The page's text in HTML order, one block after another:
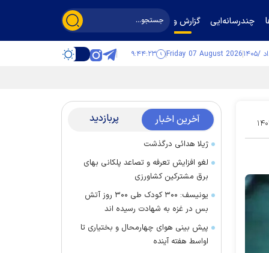
چندرسانه‌ایی گزارش و گفت‌وگو
Friday 07 August 2026 ۹:۴۴:۲۴
۱۶ آخرین اخبار پربازدید
ژیلا هدائی درگذشت
لغو افزایش تعرفه و تصاعد پلکانی بهای
برق مشترکین کشاورزی
یونیسف: ۳۰۰ کودک طی ۳۰۰ روز آتش
بس در غزه به شهادت رسیده اند
پیش بینی هوای چهارمحال و بختیاری تا
اواسط هفته آینده